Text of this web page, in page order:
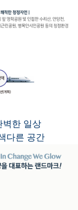
벽한 일상
다른 공간